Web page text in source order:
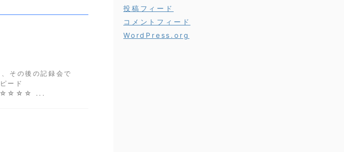
その後の記録会で
ード
...
投稿フィード
コメントフィード
WordPress.org